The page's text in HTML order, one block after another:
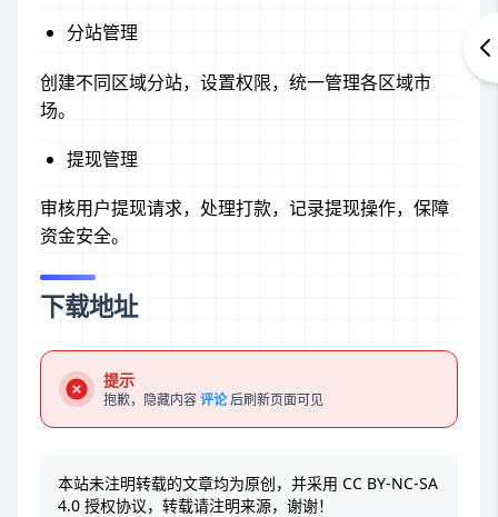
分站管理
创建不同区域分站，设置权限，统一管理各区域市
场。
提现管理
审核用户提现请求，处理打款，记录提现操作，保障
资金安全。
下载地址
提示
抱歉，隐藏内容评论后刷新页面可见
本站未注明转载的文章均为原创，并采用 CC BY-NC-SA
4.0 授权协议，转载请注明来源，谢谢！